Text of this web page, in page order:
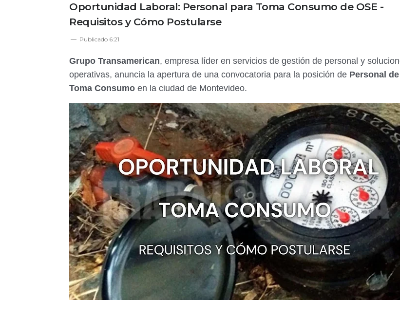
Oportunidad Laboral: Personal para Toma Consumo de OSE -
Requisitos y Cómo Postularse
Publicado 6:21
Grupo Transamerican, empresa líder en servicios de gestión de personal y
operativas, anuncia la apertura de una convocatoria para la posición de Personal de
Toma Consumo en la ciudad de Montevideo.